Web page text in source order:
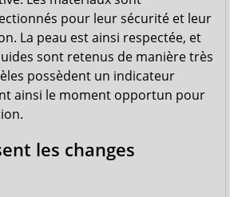
pour leur sécurité et leur
La peau est ainsi respectée, et
sont retenus de manière très
possèdent un indicateur
ainsi le moment opportun pour
les changes